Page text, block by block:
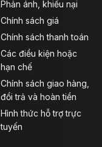
Phản ánh, khiếu nại
Chính sách giá
Chính sách thanh toán
Các điều kiện hoặc
hạn chế
Chính sách giao hàng,
đổi trả và hoàn tiền
Hình thức hỗ trợ trực
tuyến